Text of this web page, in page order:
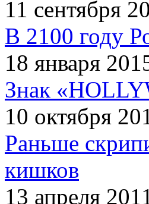
11 сентября
В 2100 году
18 января
Знак
10 октября
Раньше
кишков
13 апреля